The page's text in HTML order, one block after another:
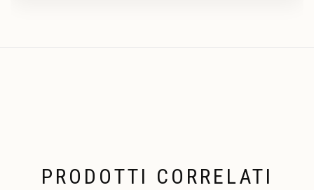
PRODOTTI CORRELATI